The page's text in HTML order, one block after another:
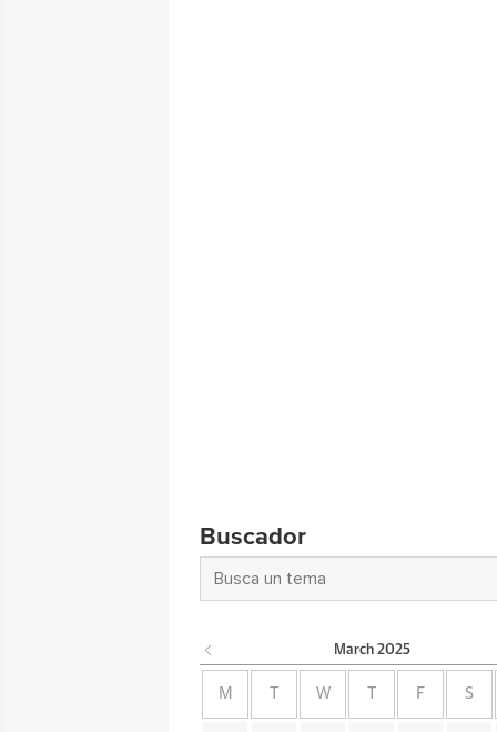
Buscador
March 2025
M W F S